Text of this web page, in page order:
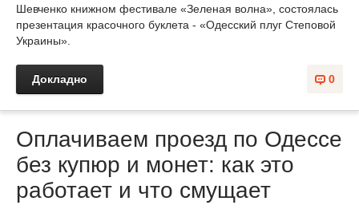
Шевченко книжном фестивале «Зеленая волна», состоялась
презентация красочного буклета - «Одесский плуг Степовой
Украины».
0
Докладно
Оплачиваем проезд по Одессе
без купюр и монет: как это
работает и что смущает